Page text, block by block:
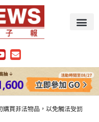
買非法物品，以免觸法受罰